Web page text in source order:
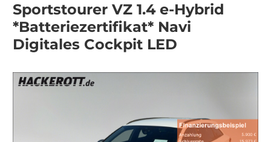
Sportstourer VZ 1.4 e-Hybrid
*Batteriezertifikat* Navi
Digitales Cockpit LED